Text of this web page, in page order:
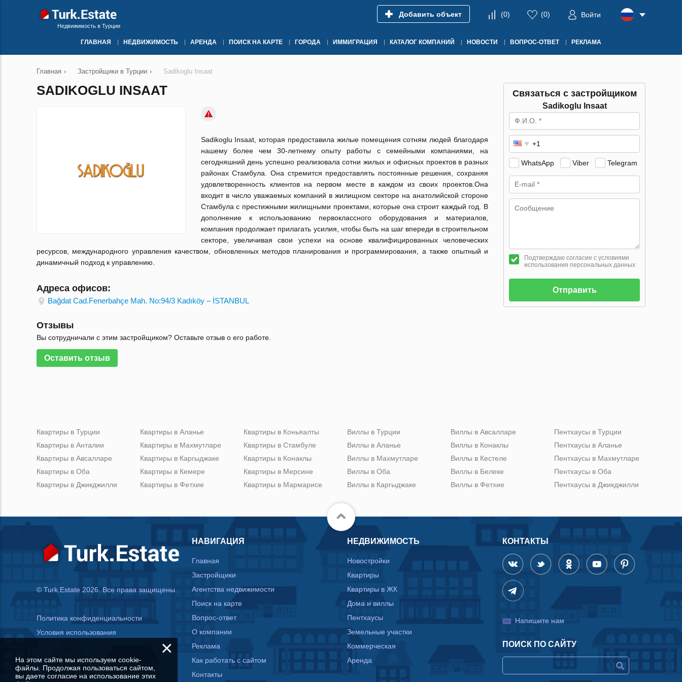
Недвижимость в Турции
Добавить объект (0) (0) Войти
ГЛАВНАЯ НЕДВИЖИМОСТЬ АРЕНДА ПОИСК НА КАРТЕ ГОРОДА ИММИГРАЦИЯ КАТАЛОГ КОМПАНИЙ НОВОСТИ ВОПРОС-ОТВЕТ РЕКЛАМА
Главная › Застройщики в Турции › Sadikoglu Insaat
SADIKOGLU INSAAT
Sadikoglu Insaat, которая предоставила жилые помещения сотням людей благодаря
нашему более чем 30-летнему опыту работы с семейными компаниями, на
сегодняшний день успешно реализовала сотни жилых и офисных проектов в разных
районах Стамбула. Она стремится предоставлять постоянные решения, сохраняя
удовлетворенность клиентов на первом месте в каждом из своих проектов.Она
входит в число уважаемых компаний в жилищном секторе на анатолийской стороне
Стамбула с престижными жилищными проектами, которые она строит каждый год. В
дополнение к использованию первоклассного оборудования и материалов,
компания продолжает прилагать усилия, чтобы быть на шаг впереди в строительном
секторе, увеличивая свои успехи на основе квалифицированных человеческих
ресурсов, международного управления качеством, обновленных методов планирования и программирования, а также опытный и
динамичный подход к управлению.
Адреса офисов:
Bağdat Cad.Fenerbahçe Mah. No:94/3 Kadıköy – İSTANBUL
Отзывы
Вы сотрудничали с этим застройщиком? Оставьте отзыв о его работе.
Оставить отзыв
Связаться с застройщиком
Sadikoglu Insaat
WhatsApp Viber Telegram
Подтверждаю согласие с условиями
использования персональных данных
Отправить
Квартиры в Турции
Квартиры в Анталии
Квартиры в Авсалларе
Квартиры в Оба
Квартиры в Джикджилли
Квартиры в Аланье
Квартиры в Махмутларе
Квартиры в Каргыджаке
Квартиры в Кемере
Квартиры в Фетхие
Квартиры в Коньяалты
Квартиры в Стамбуле
Квартиры в Конаклы
Квартиры в Мерсине
Квартиры в Мармарисе
Виллы в Турции
Виллы в Аланье
Виллы в Махмутларе
Виллы в Оба
Виллы в Каргыджаке
Виллы в Авсалларе
Виллы в Конаклы
Виллы в Кестеле
Виллы в Белеке
Виллы в Фетхие
Пентхаусы в Турции
Пентхаусы в Аланье
Пентхаусы в Махмутларе
Пентхаусы в Оба
Пентхаусы в Джикджилли
© Turk.Estate 2026. Все права защищены.
Политика конфиденциальности
Условия использования
НАВИГАЦИЯ
Главная
Застройщики
Агентства недвижимости
Поиск на карте
Вопрос-ответ
О компании
Реклама
Как работать с сайтом
Контакты
НЕДВИЖИМОСТЬ
Новостройки
Квартиры
Квартиры в ЖК
Дома и виллы
Пентхаусы
Земельные участки
Коммерческая
Аренда
КОНТАКТЫ
Напишите нам
ПОИСК ПО САЙТУ
×
На этом сайте мы используем cookie-
файлы. Продолжая пользоваться сайтом,
вы даете согласие на использование этих